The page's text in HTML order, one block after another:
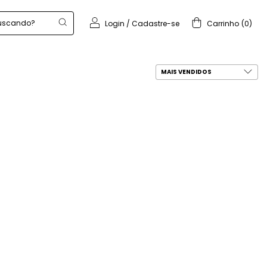
Login / Cadastre-se Carrinho (0)